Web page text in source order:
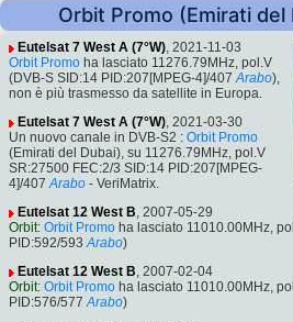
Orbit Promo (Emirati del
Eutelsat 7 West A (7°W), 2021-11-03
Orbit Promo ha lasciato 11276.79MHz, pol.V
(DVB-S SID:14 PID:207[MPEG-4]/407 Arabo),
non è più trasmesso da satellite in Europa.
Eutelsat 7 West A (7°W), 2021-03-30
Un nuovo canale in DVB-S2 : Orbit Promo
(Emirati del Dubai), su 11276.79MHz, pol.V
SR:27500 FEC:2/3 SID:14 PID:207[MPEG-
4]/407 Arabo - VeriMatrix.
Eutelsat 12 West B, 2007-05-29
Orbit: Orbit Promo ha lasciato 11010.00MHz,
PID:592/593 Arabo)
Eutelsat 12 West B, 2007-02-04
Orbit: Orbit Promo ha lasciato 11010.00MHz,
PID:576/577 Arabo)